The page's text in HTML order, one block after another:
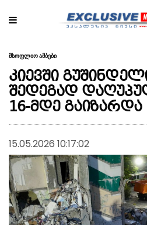
მსოფლიო ამბები
კიევში
შედეგად
16-მდე გაიზარდა
15.05.2026 10:17:02